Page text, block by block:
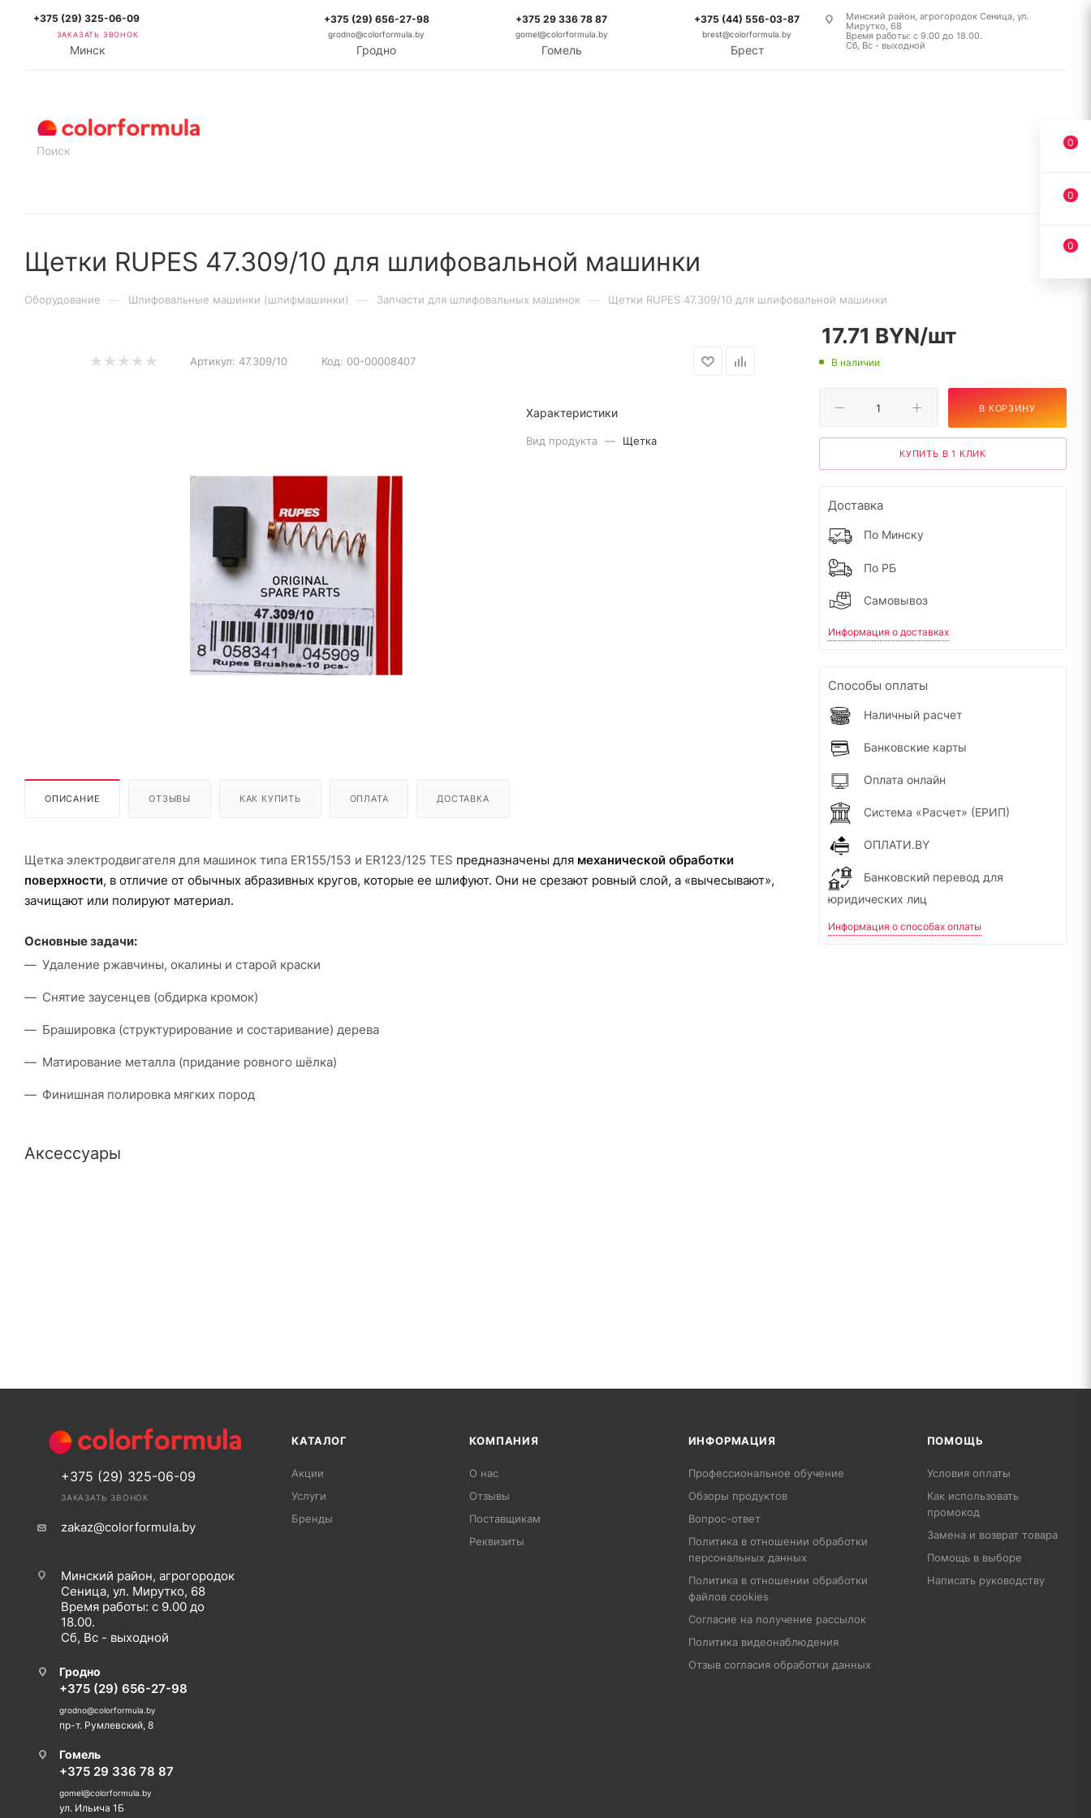
+375 (29) 325-06-09
ЗАКАЗАТЬ ЗВОНОК
Минск
+375 (29) 656-27-98
grodno@colorformula.by
Гродно
+375 29 336 78 87
gomel@colorformula.by
Гомель
+375 (44) 556-03-87
brest@colorformula.by
Брест
Минский район, агрогородок Сеница, ул.
Мирутко, 68
Время работы: с 9.00 до 18.00.
Сб, Вс - выходной
Щетки RUPES 47.309/10 для шлифовальной машинки
Оборудование — Шлифовальные машинки (шлифмашинки) — Запчасти для шлифовальных машинок — Щетки RUPES 47.309/10 для шлифовальной машинки
Артикул: 47.309/10 Код: 00-00008407
Характеристики
Вид продукта — Щетка
ОПИСАНИЕ ОТЗЫВЫ КАК КУПИТЬ ОПЛАТА ДОСТАВКА
Щетка электродвигателя для машинок типа ER155/153 и ER123/125 TES предназначены для механической обработки
поверхности, в отличие от обычных абразивных кругов, которые ее шлифуют. Они не срезают ровный слой, а «вычесывают»,
зачищают или полируют материал.
Основные задачи:
Удаление ржавчины, окалины и старой краски
Снятие заусенцев (обдирка кромок)
Брашировка (структурирование и состаривание) дерева
Матирование металла (придание ровного шёлка)
Финишная полировка мягких пород
Аксессуары
17.71 BYN/шт
В наличии
В КОРЗИНУ
КУПИТЬ В 1 КЛИК
Доставка
По Минску
По РБ
Самовывоз
Информация о доставках
Способы оплаты
Наличный расчет
Банковские карты
Оплата онлайн
Система «Расчет» (ЕРИП)
ОПЛАТИ.BY
Банковский перевод для
юридических лиц
Информация о способах оплаты
+375 (29) 325-06-09
ЗАКАЗАТЬ ЗВОНОК
zakaz@colorformula.by
Минский район, агрогородок
Сеница, ул. Мирутко, 68
Время работы: с 9.00 до
18.00.
Сб, Вс - выходной
Гродно
+375 (29) 656-27-98
grodno@colorformula.by
пр-т. Румлевский, 8
Гомель
+375 29 336 78 87
gomel@colorformula.by
ул. Ильича 1Б
КАТАЛОГ
Акции
Услуги
Бренды
КОМПАНИЯ
О нас
Отзывы
Поставщикам
Реквизиты
ИНФОРМАЦИЯ
Профессиональное обучение
Обзоры продуктов
Вопрос-ответ
Политика в отношении обработки
персональных данных
Политика в отношении обработки
файлов cookies
Согласие на получение рассылок
Политика видеонаблюдения
Отзыв согласия обработки данных
ПОМОЩЬ
Условия оплаты
Как использовать
промокод
Замена и возврат товара
Помощь в выборе
Написать руководству
0
0
0